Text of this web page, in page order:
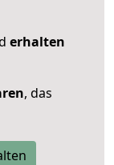
erhalten
, das